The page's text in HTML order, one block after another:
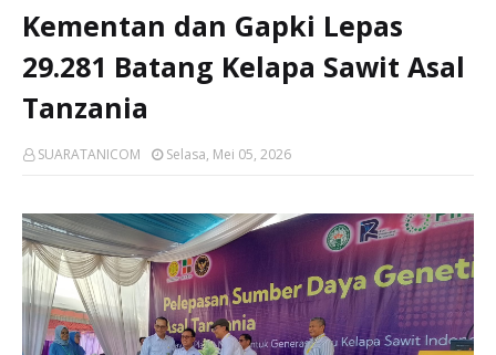
Kementan dan Gapki Lepas
29.281 Batang Kelapa Sawit Asal
Tanzania
SUARATANICOM Selasa, Mei 05, 2026